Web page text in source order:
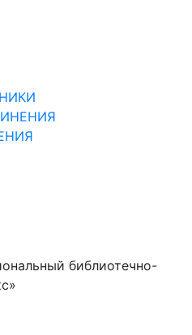
библиотечно-